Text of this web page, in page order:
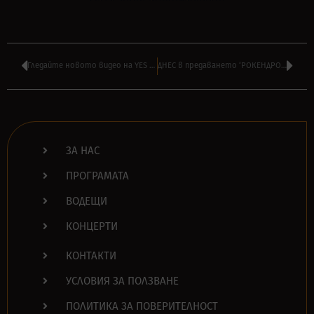
Гледайте новото видео на YES – ‘Future Memories’ ДНЕС в предаването ‘РОКЕНДРОЛ’ на МОНИ ПАНЧЕВ от 16:00
ЗА НАС
ПРОГРАМАТА
ВОДЕЩИ
КОНЦЕРТИ
КОНТАКТИ
УСЛОВИЯ ЗА ПОЛЗВАНЕ
ПОЛИТИКА ЗА ПОВЕРИТЕЛНОСТ